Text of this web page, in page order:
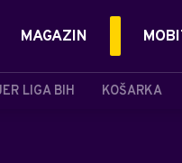
LIGA BIH KOŠARKA
MAGAZIN